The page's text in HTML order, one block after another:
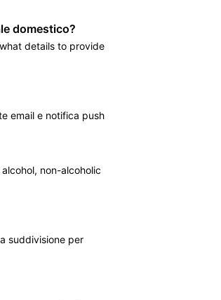
domestico?
details to provide
email e notifica push
non-alcoholic
suddivisione per